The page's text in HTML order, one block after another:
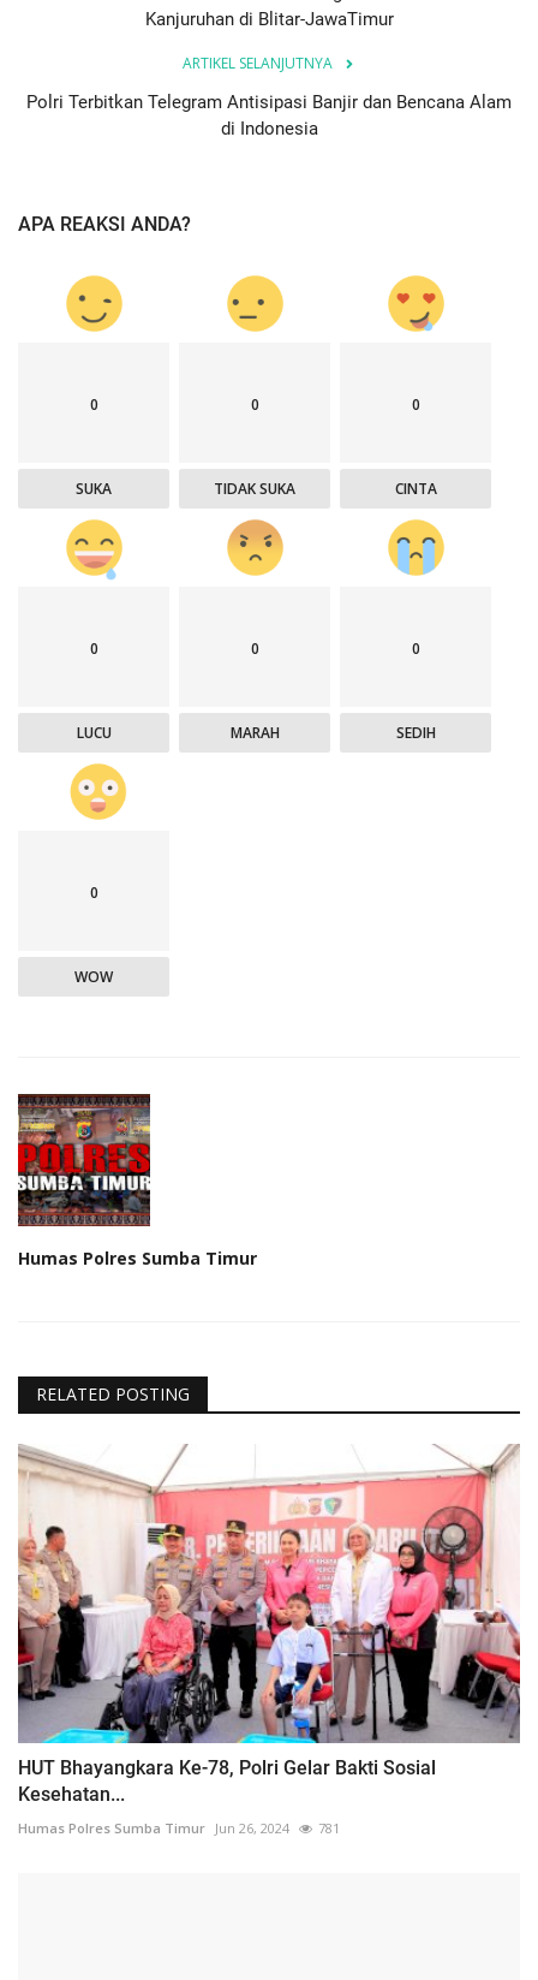
Kanjuruhan di Blitar-JawaTimur
ARTIKEL SELANJUTNYA
Polri Terbitkan Telegram Antisipasi Banjir dan Bencana Alam
di Indonesia
APA REAKSI ANDA?
0
SUKA
0
TIDAK SUKA
0
CINTA
0
LUCU
0
MARAH
0
SEDIH
0
WOW
Humas Polres Sumba Timur
RELATED POSTING
HUT Bhayangkara Ke-78, Polri Gelar Bakti Sosial
Kesehatan...
Humas Polres Sumba Timur Jun 26, 2024 781